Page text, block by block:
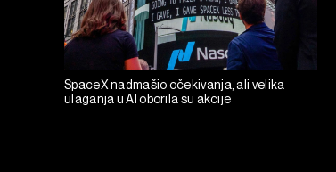
SpaceX nadmašio očekivanja, ali velika
ulaganja u AI oborila su akcije